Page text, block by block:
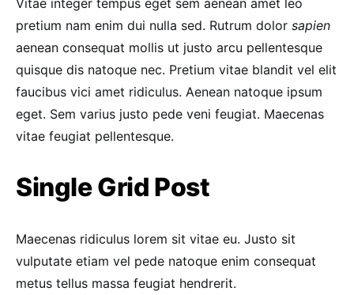
Vitae integer tempus eget sem aenean amet leo
pretium nam enim dui nulla sed. Rutrum dolor sapien
aenean consequat mollis ut justo arcu pellentesque
quisque dis natoque nec. Pretium vitae blandit vel elit
faucibus vici amet ridiculus. Aenean natoque ipsum
eget. Sem varius justo pede veni feugiat. Maecenas
vitae feugiat pellentesque.
Single Grid Post
Maecenas ridiculus lorem sit vitae eu. Justo sit
vulputate etiam vel pede natoque enim consequat
metus tellus massa feugiat hendrerit.